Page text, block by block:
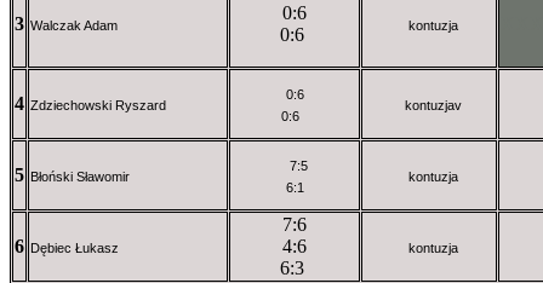
3 Walczak Adam
0:6
0:6
kontuzja
4 Zdziechowski Ryszard
0:6
0:6
kontuzjav
5 Błoński Sławomir
7:5
6:1
kontuzja
6 Dębiec Łukasz
7:6
4:6
6:3
kontuzja